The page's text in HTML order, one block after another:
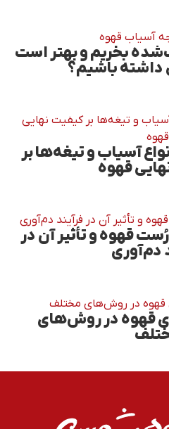
بخریم و بهتر است
داشته باشیم؟
آسیاب و تیغه‌ها بر
قهوه
قهوه و تأثیر آن در
دم‌آوری
قهوه در روش‌های